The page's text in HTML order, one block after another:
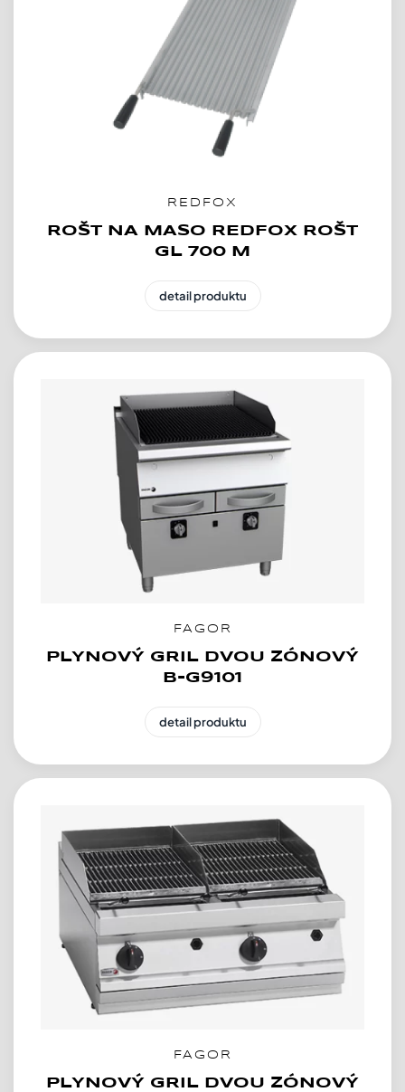
REDFOX
ROŠT NA MASO REDFOX ROŠT
GL 700 M
detail produktu
FAGOR
PLYNOVÝ GRIL DVOU ZÓNOVÝ
B-G9101
detail produktu
FAGOR
PLYNOVÝ GRIL DVOU ZÓNOVÝ